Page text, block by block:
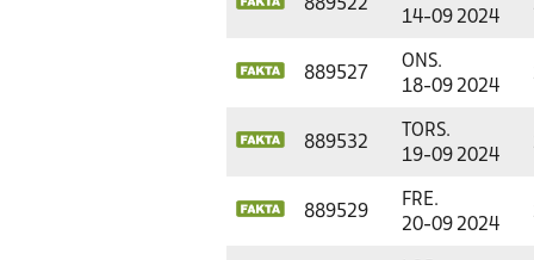
889522
14-09 2024
889527
ONS.
18-09 2024
889532
TORS.
19-09 2024
889529
FRE.
20-09 2024